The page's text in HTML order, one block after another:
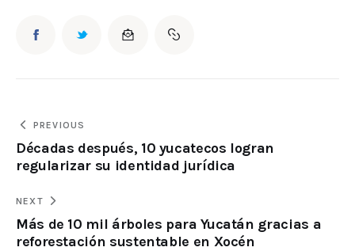
PREVIOUS
Décadas después, 10 yucatecos logran
regularizar su identidad jurídica
NEXT
Más de 10 mil árboles para Yucatán gracias a
reforestación sustentable en Xocén